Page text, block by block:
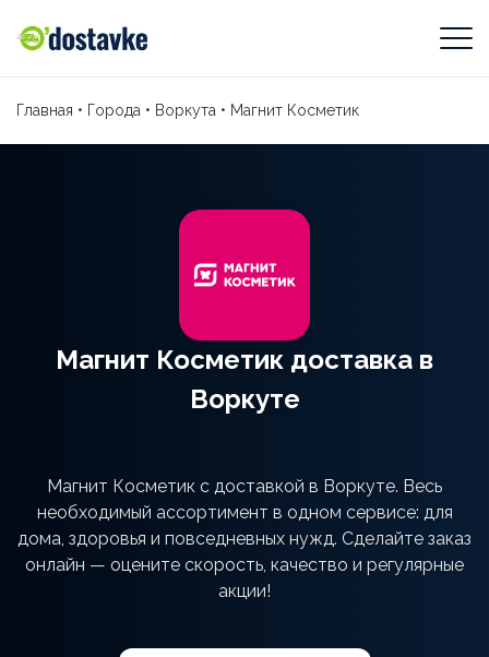
Главная • Города • Воркута • Магнит Косметик
Магнит Косметик доставка в
Воркуте
Магнит Косметик с доставкой в Воркуте. Весь
необходимый ассортимент в одном сервисе: для
дома, здоровья и повседневных нужд. Сделайте заказ
онлайн — оцените скорость, качество и регулярные
акции!